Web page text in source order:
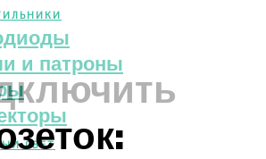
и патроны
СВЕТ